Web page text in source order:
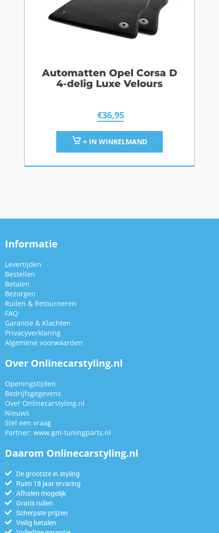
Automatten Opel Corsa D
4-delig Luxe Velours
€36,95
+ IN WINKELMAND
Informatie
Levertijden
Bestellen
Betalen
Bezorgen
Ruilen & Retourneren
FAQ
Garantie & Klachten
Privacyverklaring
Algemene voorwaarden
Over Onlinecarstyling.nl
Openingstijden
Bedrijfsgegevens
Over Onlinecarstyling.nl
Nieuws
Stel een vraag
Partner: www.gm-tuningparts.nl
Daarom Onlinecarstyling.nl
De grootste in styling
Ruim 18 jaar ervaring
Afhalen mogelijk
Gratis ruilen
Scherpste prijzen
Veilig betalen